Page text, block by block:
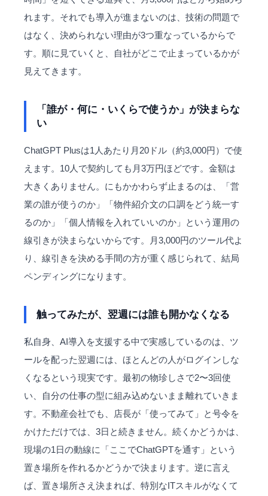
れます。それでも導入が進まないのは、技術の問題で
はなく、決められない理由が3つ重なっているからで
す。順に見ていくと、自社がどこで止まっているかが
見えてきます。
「誰が・何に・いくらで使うか」が決まらな
い
ChatGPT Plusは1人あたり月20ドル（約3,000円）で使
えます。10人で契約しても月3万円ほどです。金額は
大きくありません。にもかかわらず止まるのは、「営
業の誰が使うのか」「物件紹介文の口調をどう統一す
るのか」「個人情報を入れていいのか」という運用の
線引きが決まらないからです。月3,000円のツール代よ
り、線引きを決める手間の方が重く感じられて、結局
ペンディングになります。
触ってみたが、翌週には誰も開かなくなる
私自身、AI導入を支援する中で実感しているのは、ツ
ールを配った翌週には、ほとんどの人がログインしな
くなるという現実です。最初の物珍しさで2〜3回使
い、自分の仕事の型に組み込めないまま離れていきま
す。不動産会社でも、店長が「使ってみて」と号令を
かけただけでは、3日と続きません。続くかどうかは、
現場の1日の動線に「ここでChatGPTを通す」という
置き場所を作れるかどうかで決まります。逆に言え
ば、置き場所さえ決まれば、特別なITスキルがなくて